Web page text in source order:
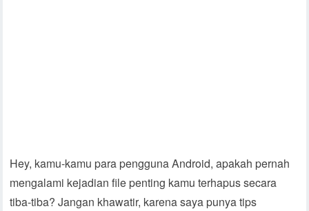
Hey, kamu-kamu para pengguna Android, apakah pernah
mengalami kejadian file penting kamu terhapus secara
tiba-tiba? Jangan khawatir, karena saya punya tips